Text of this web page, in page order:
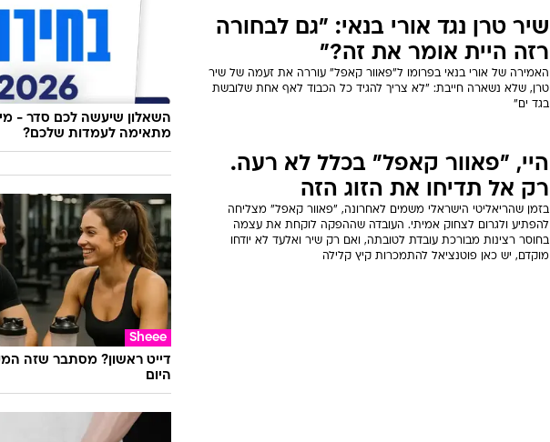
שיר טרן נגד אורי בנאי: "גם לבחורה
רזה היית אומר את זה?"
האמירה של אורי בנאי בפרומו ל"פאוור קאפל" עוררה את זעמה של שיר
טרן, שלא נשארה חייבת: "לא צריך להגיד כל הכבוד לאף אחת שלובשת
בגד ים"
היי, "פאוור קאפל" בכלל לא רעה.
רק אל תדיחו את הזוג הזה
בזמן שהריאליטי הישראלי משמים לאחרונה, "פאוור קאפל" מצליחה
להפתיע ולגרום לצחוק אמיתי. העובדה שההפקה לוקחת את עצמה
בחוסר רצינות מבורכת עובדת לטובתה, ואם רק שיר ואלעד לא יודחו
מוקדם, יש כאן פוטנציאל להתמכרות קיץ קלילה
השאלון שיעשה לכם סדר -
מתאימה לעמדות שלכם?
Sheee
דייט ראשון? מסתבר שזה
היום